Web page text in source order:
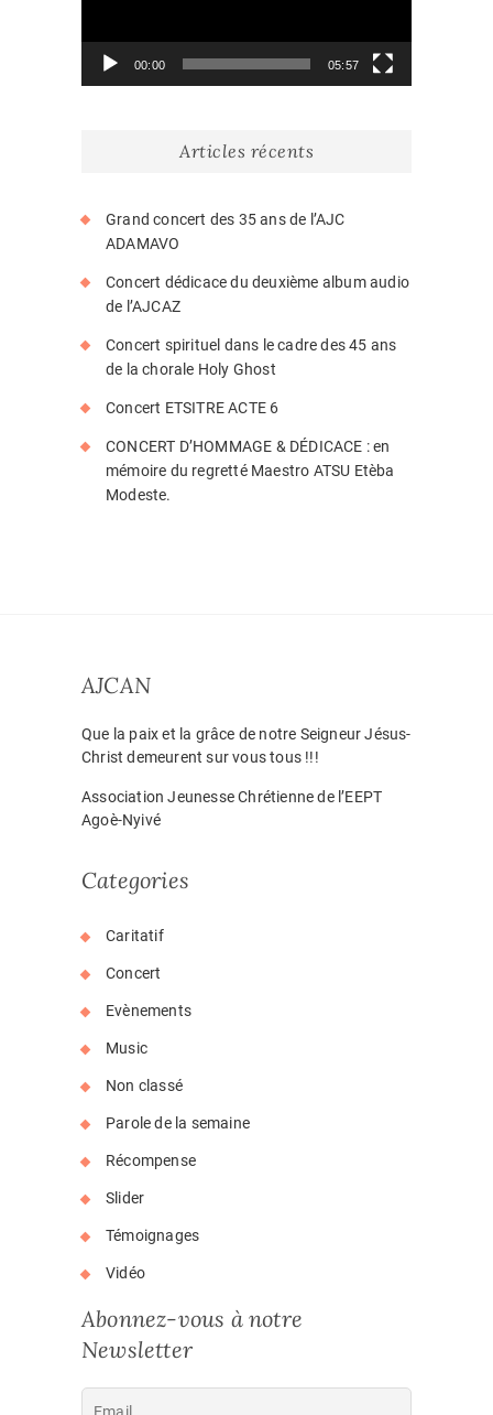
00:00 05:57
Articles récents
Grand concert des 35 ans de l’AJC
ADAMAVO
Concert dédicace du deuxième album audio
de l’AJCAZ
Concert spirituel dans le cadre des 45 ans
de la chorale Holy Ghost
Concert ETSITRE ACTE 6
CONCERT D’HOMMAGE & DÉDICACE : en
mémoire du regretté Maestro ATSU Etèba
Modeste.
AJCAN
Que la paix et la grâce de notre Seigneur Jésus-
Christ demeurent sur vous tous !!!
Association Jeunesse Chrétienne de l’EEPT
Agoè-Nyivé
Categories
Caritatif
Concert
Evènements
Music
Non classé
Parole de la semaine
Récompense
Slider
Témoignages
Vidéo
Abonnez-vous à notre
Newsletter